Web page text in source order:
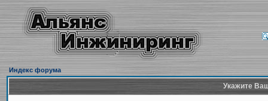
Индекс форума
Укажите